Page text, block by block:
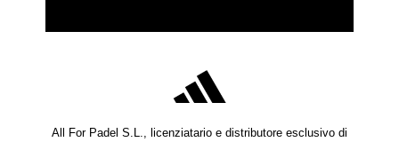
All For Padel S.L., licenziatario e distributore esclusivo di